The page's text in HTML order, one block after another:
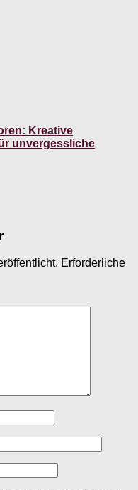
Kreative
unvergessliche
Erforderliche